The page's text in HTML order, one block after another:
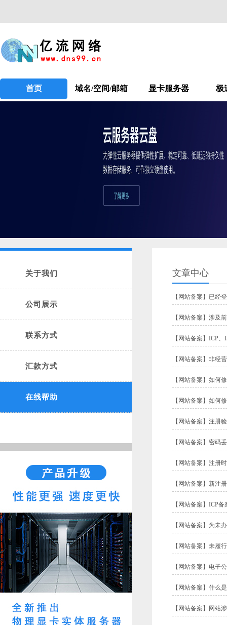
首页 域名/空间/邮箱 显卡服务器 极
关于我们
公司展示
联系方式
汇款方式
在线帮助
文章中心
【 网站备案 】 已经
【 网站备案 】 涉及
【 网站备案 】 ICP、
【 网站备案 】 非经
【 网站备案 】 如何
【 网站备案 】 如何
【 网站备案 】 注册
【 网站备案 】 密码
【 网站备案 】 注册
【 网站备案 】 新注
【 网站备案 】 ICP备
【 网站备案 】 为未
【 网站备案 】 未履
【 网站备案 】 电子
【 网站备案 】 什么
【 网站备案 】 网站